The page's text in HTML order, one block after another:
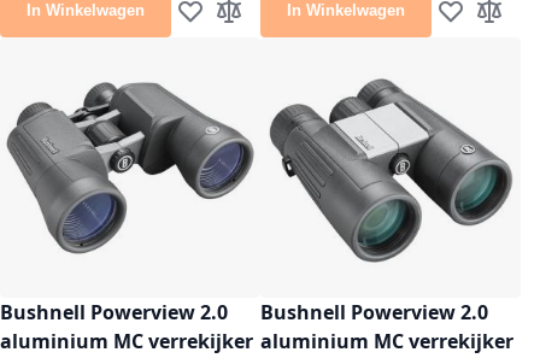
In Winkelwagen Voeg toe aan verlanglijst
Toevoegen om te vergelijken
In Winkelwagen Voeg toe
Bushnell Powerview 2.0
aluminium MC verrekijker
Bushnell Powerview 2.0
aluminium MC verrekijker